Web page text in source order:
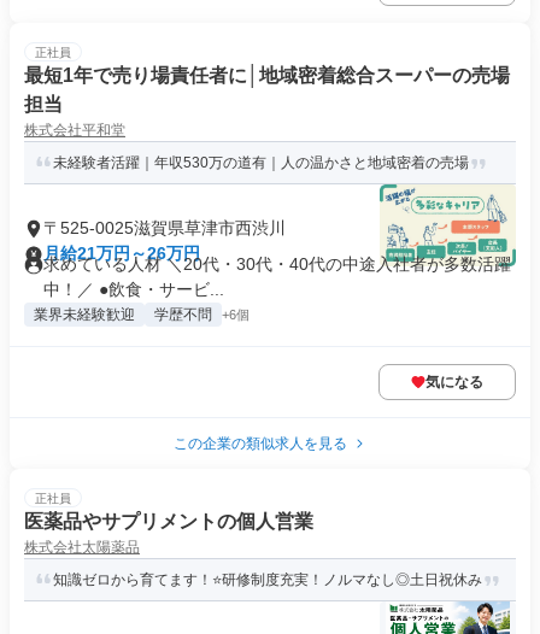
正社員
最短1年で売り場責任者に│地域密着総合スーパーの売場
担当
株式会社平和堂
未経験者活躍｜年収530万の道有｜人の温かさと地域密着の売場
〒525-0025滋賀県草津市西渋川
月給21万円～26万円
求めている人材 ＼20代・30代・40代の中途入社者が多数活躍
中！／ ●飲食・サービ...
業界未経験歓迎 学歴不問 +6個
気になる
この企業の類似求人を見る
正社員
医薬品やサプリメントの個人営業
株式会社太陽薬品
知識ゼロから育てます！⭐研修制度充実！ノルマなし◎土日祝休み